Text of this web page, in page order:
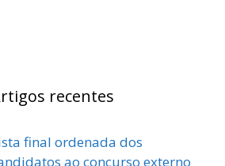
recentes
final ordenada dos
ao concurso externo